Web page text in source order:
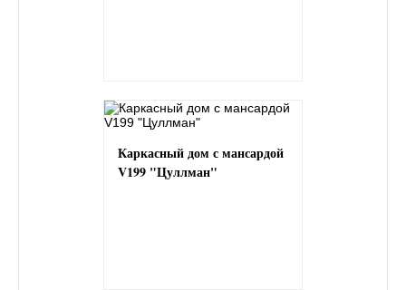
Каркасный дом с мансардой
V199 "Цуллман"